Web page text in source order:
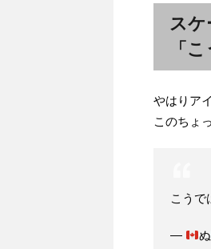
スケ
「
やはりア
このちょ
こうで
— ぬ